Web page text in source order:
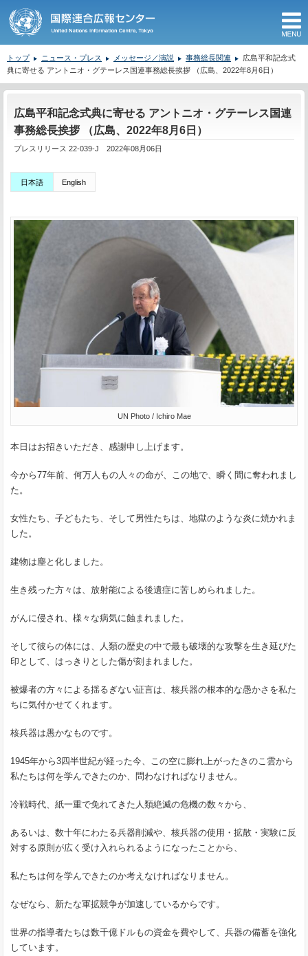
トップ ニュース・プレス メッセージ／演説 事務総長関連
広島平和記念式
典に寄せる アントニオ・グテーレス国連事務総長挨拶 （広島、2022年8月6日）
広島平和記念式典に寄せる アントニオ・グテーレス国連
事務総長挨拶 （広島、2022年8月6日）
プレスリリース 22-039-J 2022年08月06日
日本語 English
UN Photo / Ichiro Mae
本日はお招きいただき、感謝申し上げます。
今から77年前、何万人もの人々の命が、この地で、瞬く間に奪われまし
た。
女性たち、子どもたち、そして男性たちは、地獄のような炎に焼かれま
した。
建物は塵と化しました。
生き残った方々は、放射能による後遺症に苦しめられました。
がんに侵され、様々な病気に蝕まれました。
そして彼らの体には、人類の歴史の中で最も破壊的な攻撃を生き延びた
印として、はっきりとした傷が刻まれました。
被爆者の方々による揺るぎない証言は、核兵器の根本的な愚かさを私た
ちに気付かせてくれます。
核兵器は愚かなものです。
1945年から3四半世紀が経った今、この空に膨れ上がったきのこ雲から
私たちは何を学んできたのか、問わなければなりません。
冷戦時代、紙一重で免れてきた人類絶滅の危機の数々から、
あるいは、数十年にわたる兵器削減や、核兵器の使用・拡散・実験に反
対する原則が広く受け入れられるようになったことから、
私たちは何を学んできたのか考えなければなりません。
なぜなら、新たな軍拡競争が加速しているからです。
世界の指導者たちは数千億ドルもの資金を費やして、兵器の備蓄を強化
しています。